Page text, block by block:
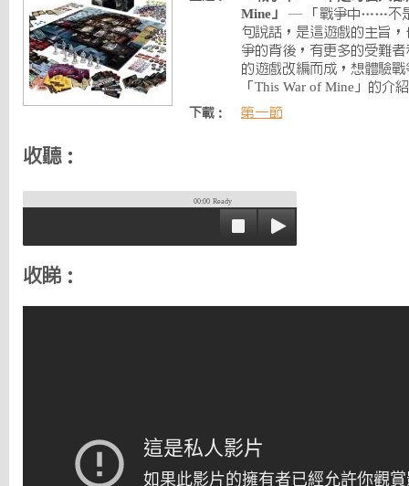
Mine」
— 「戰爭中……不
句說話，是這遊戲的主旨
爭的背後，有更多的受難
的遊戲改編而成，想體驗
「This War of Mine」的介
下載： 第一節
收聽：
00:00 Ready
收睇：